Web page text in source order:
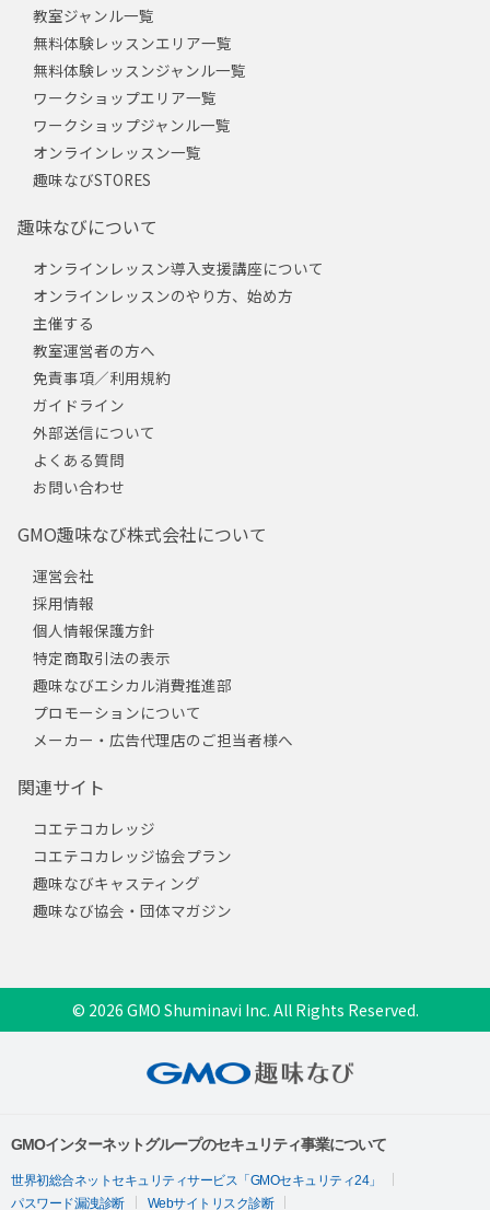
教室ジャンル一覧
無料体験レッスンエリア一覧
無料体験レッスンジャンル一覧
ワークショップエリア一覧
ワークショップジャンル一覧
オンラインレッスン一覧
趣味なびSTORES
趣味なびについて
オンラインレッスン導入支援講座について
オンラインレッスンのやり方、始め方
主催する
教室運営者の方へ
免責事項／利用規約
ガイドライン
外部送信について
よくある質問
お問い合わせ
GMO趣味なび株式会社について
運営会社
採用情報
個人情報保護方針
特定商取引法の表示
趣味なびエシカル消費推進部
プロモーションについて
メーカー・広告代理店のご担当者様へ
関連サイト
コエテコカレッジ
コエテコカレッジ協会プラン
趣味なびキャスティング
趣味なび協会・団体マガジン
© 2026 GMO Shuminavi Inc. All Rights Reserved.